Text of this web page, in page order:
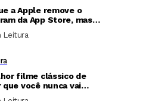
a Apple remove o
da App Store, mas
faz o mesmo com o X?
Leitura
filme clássico de
você nunca vai
assistir